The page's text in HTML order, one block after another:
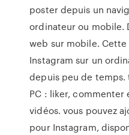
poster depuis un
ordinateur ou mobile.
web sur mobile.
Instagram sur un
depuis peu de
PC : liker,
vidéos. vous pouvez
pour Instagram,